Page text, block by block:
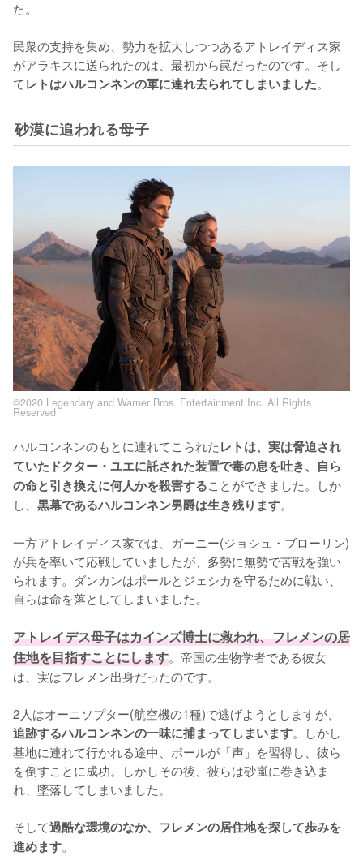
た。
民衆の支持を集め、勢力を拡大しつつあるアトレイディス家
がアラキスに送られたのは、最初から罠だったのです。そし
てレトはハルコンネンの軍に連れ去られてしまいました。
砂漠に追われる母子
©2020 Legendary and Warner Bros. Entertainment Inc. All Rights
Reserved
ハルコンネンのもとに連れてこられたレトは、実は脅迫され
ていたドクター・ユエに託された装置で毒の息を吐き、自ら
の命と引き換えに何人かを殺害することができました。しか
し、 黒幕であるハルコンネン男爵は生き残ります。
一方アトレイディス家では、ガーニー(ジョシュ・ブローリン)
が兵を率いて応戦していましたが、多勢に無勢で苦戦を強い
られます。ダンカンはポールとジェシカを守るために戦い、
自らは命を落としてしまいました。
アトレイデス母子はカインズ博士に救われ、フレメンの居
住地を目指すことにします。帝国の生物学者である彼女
は、実はフレメン出身だったのです。
2人はオーニソプター(航空機の1種)で逃げようとしますが、
追跡するハルコンネンの一味に捕まってしまいます。しかし
基地に連れて行かれる途中、ポールが「声」を習得し、彼ら
を倒すことに成功。しかしその後、彼らは砂嵐に巻き込ま
れ、墜落してしまいました。
そして過酷な環境のなか、フレメンの居住地を探して歩みを
進めます。